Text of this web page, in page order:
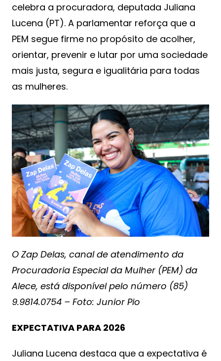
celebra a procuradora, deputada Juliana
Lucena (PT). A parlamentar reforça que a
PEM segue firme no propósito de acolher,
orientar, prevenir e lutar por uma sociedade
mais justa, segura e igualitária para todas
as mulheres.
O Zap Delas, canal de atendimento da
Procuradoria Especial da Mulher (PEM) da
Alece, está disponível pelo número (85)
9.9814.0754 – Foto: Junior Pio
EXPECTATIVA PARA 2026
Juliana Lucena destaca que a expectativa é